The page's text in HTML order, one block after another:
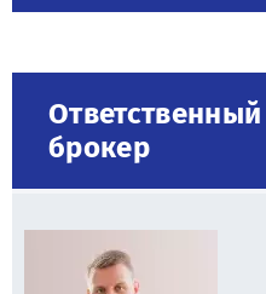
брокер